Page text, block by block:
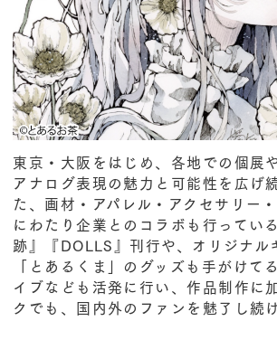
東京・大阪をはじめ、各地での個展
アナログ表現の魅力と可能性を広げ
た、画材・アパレル・アクセサリー
にわたり企業とのコラボも行ってい
跡』『DOLLS』刊行や、オリジナル
「とあるくま」のグッズも手がけて
イブなども活発に行い、作品制作に
クでも、国内外のファンを魅了し続